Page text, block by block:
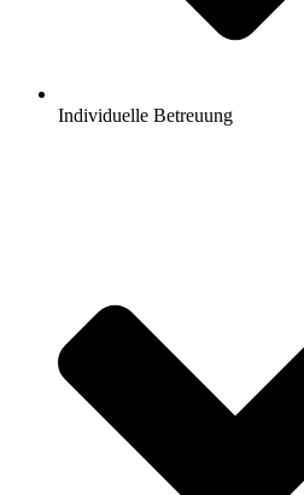
Individuelle Betreuung